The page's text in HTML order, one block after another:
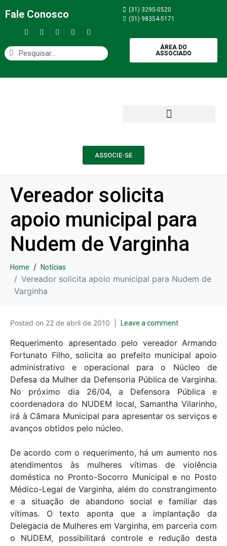
Fale Conosco
(31) 3295-0520
(31) 98354-5171
ÁREA DO
ASSOCIADO
ASSOCIE-SE
Vereador solicita
apoio municipal para
Nudem de Varginha
Home Notícias
Vereador solicita apoio municipal para Nudem de
Varginha
Posted on 22 de abril de 2010 Leave a comment
Requerimento apresentado pelo vereador Armando
Fortunato Filho, solicita ao prefeito municipal apoio
administrativo e operacional para o Núcleo de
Defesa da Mulher da Defensoria Pública de Varginha.
No próximo dia 26/04, a Defensora Pública e
coordenadora do NUDEM local, Samantha Vilarinho,
irá à Câmara Municipal para apresentar os serviços e
avanços obtidos pelo núcleo.
De acordo com o requerimento, há um aumento nos
atendimentos às mulheres vítimas de violência
doméstica no Pronto-Socorro Municipal e no Posto
Médico-Legal de Varginha, além do constrangimento
e a situação de abandono social e familiar das
vítimas. O texto aponta que a implantação da
Delegacia de Mulheres em Varginha, em parceria com
o NUDEM, possibilitará controle e redução desta